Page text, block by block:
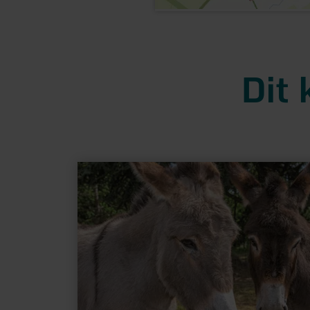
Dit
informatie
over:
Alpaka-
Esel-
Erlebnisse